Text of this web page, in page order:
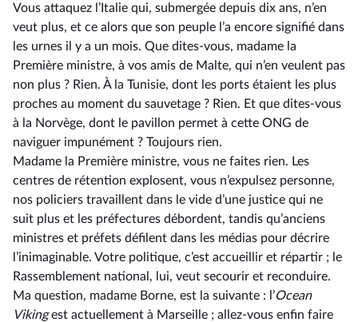
Vous attaquez l’Italie qui, submergée depuis dix ans, n’en
veut plus, et ce alors que son peuple l’a encore signifié dans
les urnes il y a un mois. Que dites-vous, madame la
Première ministre, à vos amis de Malte, qui n’en veulent pas
non plus ? Rien. À la Tunisie, dont les ports étaient les plus
proches au moment du sauvetage ? Rien. Et que dites-vous
à la Norvège, dont le pavillon permet à cette ONG de
naviguer impunément ? Toujours rien.
Madame la Première ministre, vous ne faites rien. Les
centres de rétention explosent, vous n’expulsez personne,
nos policiers travaillent dans le vide d’une justice qui ne
suit plus et les préfectures débordent, tandis qu’anciens
ministres et préfets défilent dans les médias pour décrire
l’inimaginable. Votre politique, c’est accueillir et répartir ; le
Rassemblement national, lui, veut secourir et reconduire.
Ma question, madame Borne, est la suivante : l’Ocean
Vikingest actuellement à Marseille ; allez-vous enfin faire